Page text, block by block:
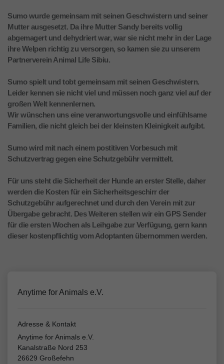
Sumo wurde gemeinsam mit seinen Geschwistern und seiner
Mutter ausgesetzt. Da ihre Mutter Sandy bereits vollig
abgemagert und dehydriert war, war sie nicht mehr in der Lage
ihre Welpen richtig zu versorgen, so kamen sie zu unserem
Partnerverein Animal Life Sibiu.
Sumo spielt und tobt gemeinsam mit seinen Geschwistern.
Leider kennen sie nicht viel und müssen noch ganz viel auf der
großen Welt kennenlernen.
Wir wünschen uns eine veranwortungsvolle und einfühlsame
Familien, die nicht gleich bei der kleinsten Kleinigkeit aufgibt.
Sumo wird mit nach einem postitiven Vorbesuch mit
Schutzvertrag gegen eine Schutzgebühr vermittelt.
Für uns steht die Sicherheit der Hunde an erster Stelle, daher
werden die Kosten für ein Sicherheitsgeschirr der
Schutzgebühr aufgerechnet und durch den Verein mit zur
Übergabe gebracht. Des Weiteren stellen wir ein GPS Sender
für die ersten Wochen als Leihgabe zur Verfügung, gern kann
dieser kostenpflichtig vom Adoptanten übernommen werden.
Anytime for Animals e.V.
Adresse & Kontakt
Anytime for Animals e.V.
Kanalstraße Nord 253
26629 Großefehn